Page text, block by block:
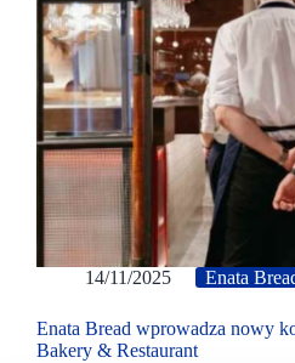
14/11/2025 Enata
Enata Bread wprowadza nowy
Bakery & Restaurant